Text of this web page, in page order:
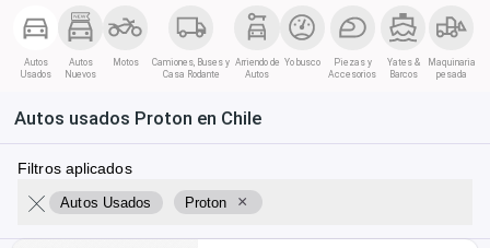
Autos
Usados
Autos
Nuevos
Motos
Camiones, Buses y
Casa Rodante
Arriendo de
Autos
Yo busco
Piezas y
Accesorios
Yates &
Barcos
Maquinaria
pesada
Autos usados Proton en Chile
Filtros aplicados
Autos Usados Proton ×